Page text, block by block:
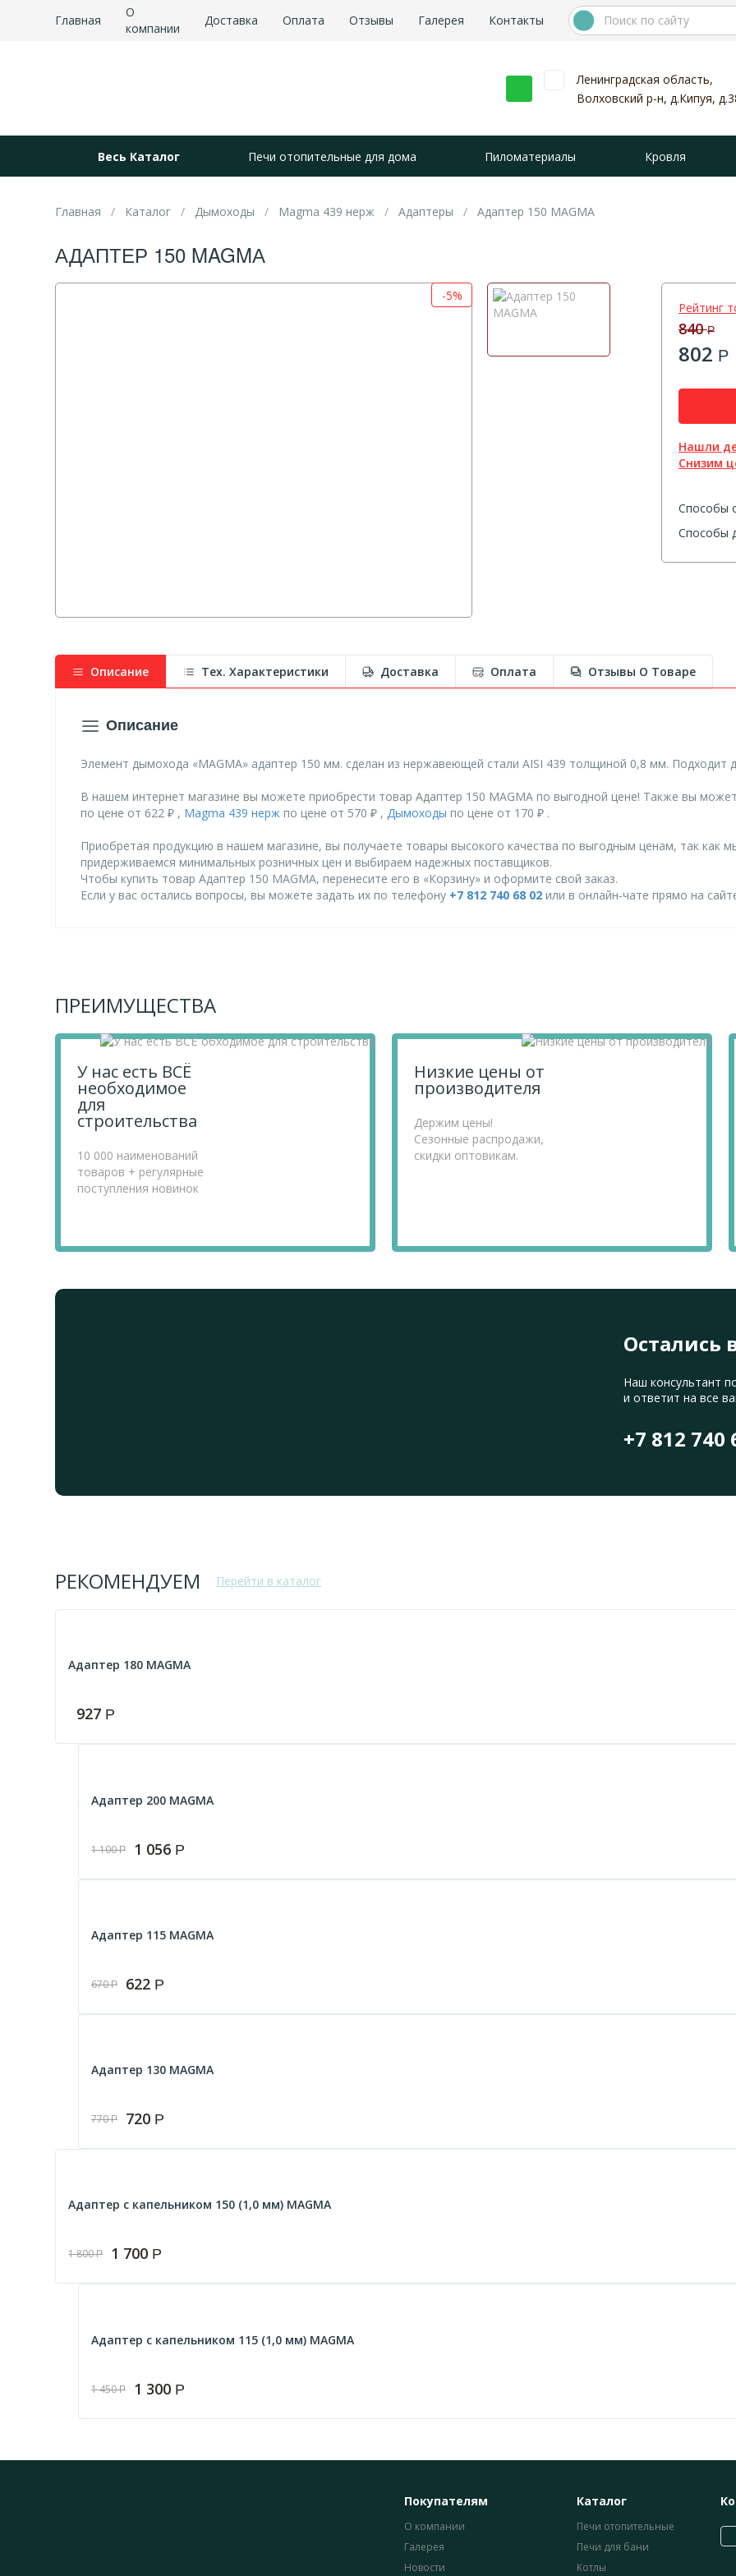
Главная
О
компании
Доставка Оплата Отзывы Галерея Контакты
Ленинградская область,
Волховский р-н, д.Кипуя,
Весь Каталог Печи отопительные для дома Пиломатериалы Кровля
Главная Каталог Дымоходы Magma 439 нерж Адаптеры Адаптер 150 MAGMА
АДАПТЕР 150 MAGMА
-5%
Рейтинг
840Р
802 Р
Нашли
Снизим
Способы
Способы
Описание
Описание
Элемент дымохода «MAGMA» адаптер 150 мм. сделан из нержавеющей стали AISI 439 толщиной 0,8 мм. Подходит
В нашем интернет магазине вы можете приобрести товар Адаптер 150 MAGMА по выгодной цене! Также вы
по цене от 622 ₽ , Magma 439 нерж по цене от 570 ₽ ,Дымоходы по цене от 170 ₽ .
Приобретая продукцию в нашем магазине, вы получаете товары высокого качества по выгодным ценам, так как
придерживаемся минимальных розничных цен и выбираем надежных поставщиков.
Чтобы купить товар Адаптер 150 MAGMА, перенесите его в «Корзину» и оформите свой заказ.
Если у вас остались вопросы, вы можете задать их по телефону +7 812 740 68 02 или в онлайн-чате прямо на
Тех. Характеристики Доставка Оплата Отзывы О Товаре
ПРЕИМУЩЕСТВА
У нас есть ВСЁ
необходимое
для
строительства
10 000 наименований
товаров + регулярные
поступления новинок
Низкие цены от
производителя
Держим цены!
Сезонные распродажи,
скидки оптовикам.
Остались
Наш консультант
и ответит на все
+7 812 740
РЕКОМЕНДУЕМ Перейти в каталог
Адаптер 180 MAGMА
927 Р
Адаптер 200 MAGMА
1 100Р 1 056 Р
Адаптер 115 MAGMА
670Р 622 Р
Адаптер 130 MAGMА
770Р 720 Р
Адаптер с капельником 150 (1,0 мм) MAGMА
1 800Р 1 700 Р
Адаптер с капельником 115 (1,0 мм) MAGMА
1 450Р 1 300 Р
Покупателям
О компании
Галерея
Новости
Каталог
Печи отопительные
Печи для бани
Котлы